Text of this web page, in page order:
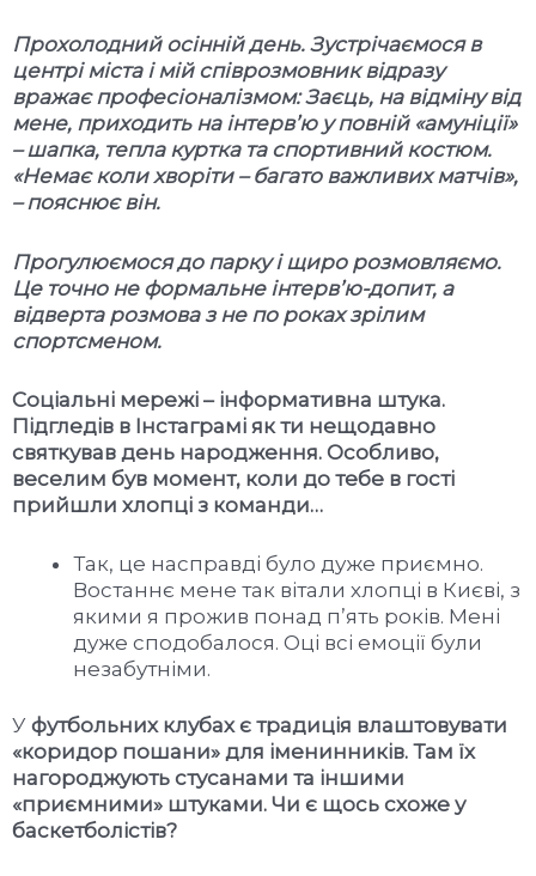
Прохолодний осінній день. Зустрічаємося в
центрі міста і мій співрозмовник відразу
вражає професіоналізмом: Заєць, на відміну від
мене, приходить на інтерв’ю у повній «амуніції»
– шапка, тепла куртка та спортивний костюм.
«Немає коли хворіти – багато важливих матчів»,
– пояснює він.
Прогулюємося до парку і щиро розмовляємо.
Це точно не формальне інтерв’ю-допит, а
відверта розмова з не по роках зрілим
спортсменом.
Соціальні мережі – інформативна штука.
Підгледів в Інстаграмі як ти нещодавно
святкував день народження. Особливо,
веселим був момент, коли до тебе в гості
прийшли хлопці з команди…
Так, це насправді було дуже приємно.
Востаннє мене так вітали хлопці в Києві, з
якими я прожив понад п’ять років. Мені
дуже сподобалося. Оці всі емоції були
незабутніми.
У футбольних клубах є традиція влаштовувати
«коридор пошани» для іменинників. Там їх
нагороджують стусанами та іншими
«приємними» штуками. Чи є щось схоже у
баскетболістів?